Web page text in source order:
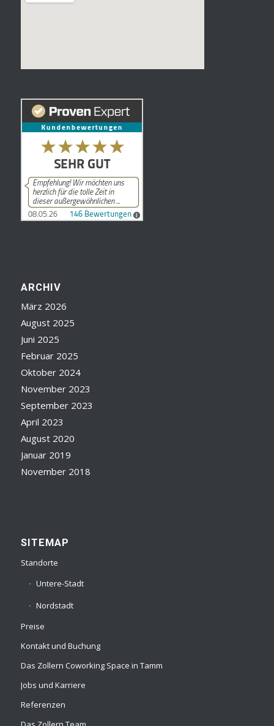
ARCHIV
März 2026
August 2025
Juni 2025
Februar 2025
Oktober 2024
November 2023
September 2023
April 2023
August 2020
Januar 2019
November 2018
SITEMAP
Standorte
Untere-Stadt
Nordstadt
Preise
Kontakt und Buchung
Das Zollern Coworking Space in Tamm
Jobs und Karriere
Referenzen